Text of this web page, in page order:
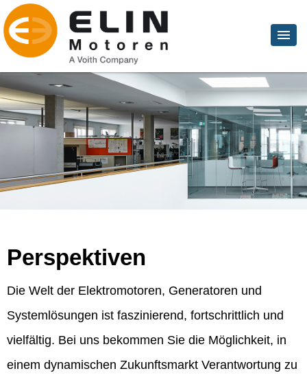
Perspektiven
Die Welt der Elektromotoren, Generatoren und
Systemlösungen ist faszinierend, fortschrittlich und
vielfältig. Bei uns bekommen Sie die Möglichkeit, in
einem dynamischen Zukunftsmarkt Verantwortung zu